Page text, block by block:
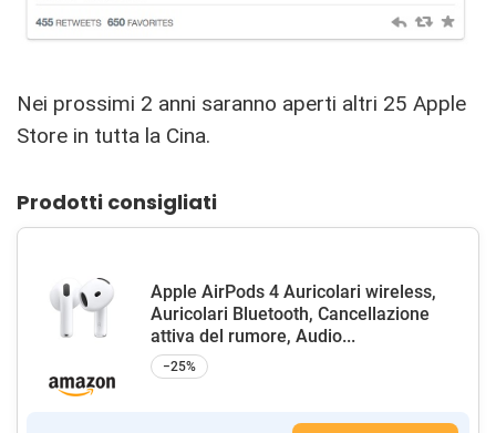
Nei prossimi 2 anni saranno aperti altri 25 Apple
Store in tutta la Cina.
Prodotti consigliati
Apple AirPods 4 Auricolari wireless,
Auricolari Bluetooth, Cancellazione
attiva del rumore, Audio...
−25%